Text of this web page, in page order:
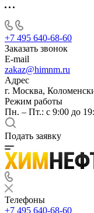
+7 495 640-68-60
Заказать звонок
E-mail
zakaz@himnm.ru
Адрес
г. Москва,
Режим работы
Пн. – Пт.: с 9:00 до
Подать заявку
Телефоны
+7 495 640-68-60